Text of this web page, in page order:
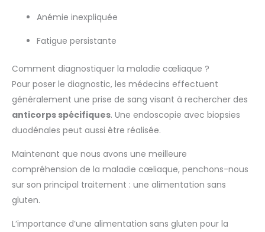
Anémie inexpliquée
Fatigue persistante
Comment diagnostiquer la maladie cœliaque ?
Pour poser le diagnostic, les médecins effectuent
généralement une prise de sang visant à rechercher des
anticorps spécifiques. Une endoscopie avec biopsies
duodénales peut aussi être réalisée.
Maintenant que nous avons une meilleure
compréhension de la maladie cœliaque, penchons-nous
sur son principal traitement : une alimentation sans
gluten.
L’importance d’une alimentation sans gluten pour la